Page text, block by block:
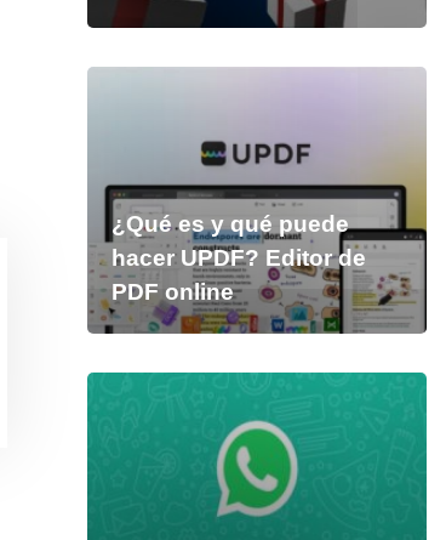
¿Qué es y qué puede
hacer UPDF? Editor de
PDF online